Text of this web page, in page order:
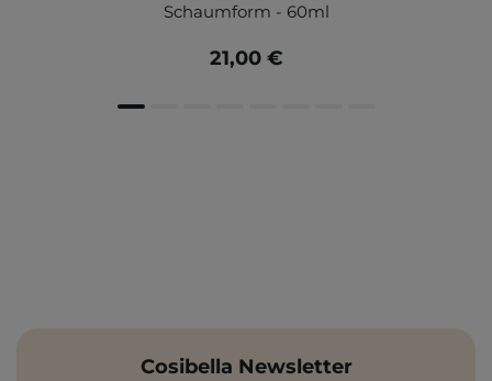
Schaumform - 60ml
21,00 €
Cosibella Newsletter